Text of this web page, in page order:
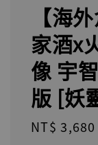
【海
家酒x
像 宇
版 [妖
Regular
NT$ 3,680